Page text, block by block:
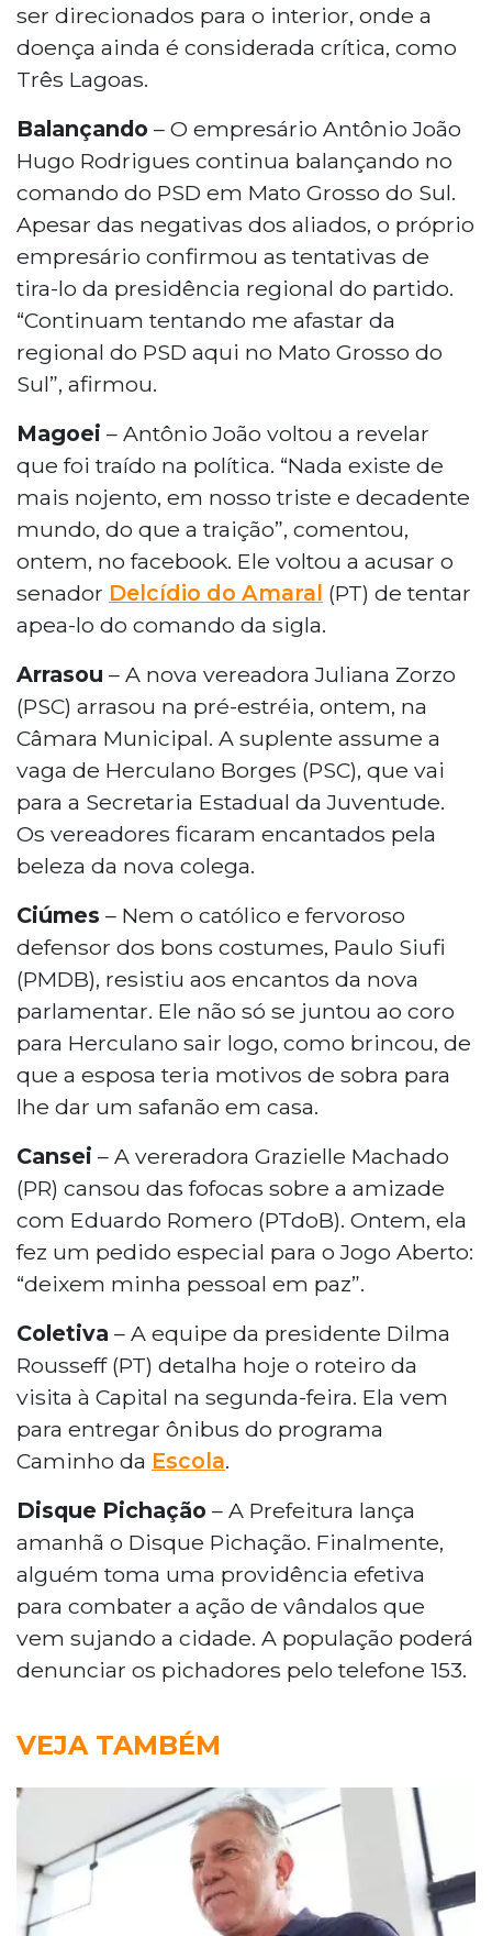
ser direcionados para o interior, onde a
doença ainda é considerada crítica, como
Três Lagoas.
Balançando – O empresário Antônio João
Hugo Rodrigues continua balançando no
comando do PSD em Mato Grosso do Sul.
Apesar das negativas dos aliados, o próprio
empresário confirmou as tentativas de
tira-lo da presidência regional do partido.
“Continuam tentando me afastar da
regional do PSD aqui no Mato Grosso do
Sul”, afirmou.
Magoei – Antônio João voltou a revelar
que foi traído na política. “Nada existe de
mais nojento, em nosso triste e decadente
mundo, do que a traição”, comentou,
ontem, no facebook. Ele voltou a acusar o
senador Delcídio do Amaral (PT) de tentar
apea-lo do comando da sigla.
Arrasou – A nova vereadora Juliana Zorzo
(PSC) arrasou na pré-estréia, ontem, na
Câmara Municipal. A suplente assume a
vaga de Herculano Borges (PSC), que vai
para a Secretaria Estadual da Juventude.
Os vereadores ficaram encantados pela
beleza da nova colega.
Ciúmes – Nem o católico e fervoroso
defensor dos bons costumes, Paulo Siufi
(PMDB), resistiu aos encantos da nova
parlamentar. Ele não só se juntou ao coro
para Herculano sair logo, como brincou, de
que a esposa teria motivos de sobra para
lhe dar um safanão em casa.
Cansei – A vereradora Grazielle Machado
(PR) cansou das fofocas sobre a amizade
com Eduardo Romero (PTdoB). Ontem, ela
fez um pedido especial para o Jogo Aberto:
“deixem minha pessoal em paz”.
Coletiva – A equipe da presidente Dilma
Rousseff (PT) detalha hoje o roteiro da
visita à Capital na segunda-feira. Ela vem
para entregar ônibus do programa
Caminho da Escola.
Disque Pichação – A Prefeitura lança
amanhã o Disque Pichação. Finalmente,
alguém toma uma providência efetiva
para combater a ação de vândalos que
vem sujando a cidade. A população poderá
denunciar os pichadores pelo telefone 153.
VEJA TAMBÉM